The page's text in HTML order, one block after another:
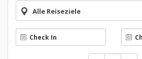
Alle Reiseziele